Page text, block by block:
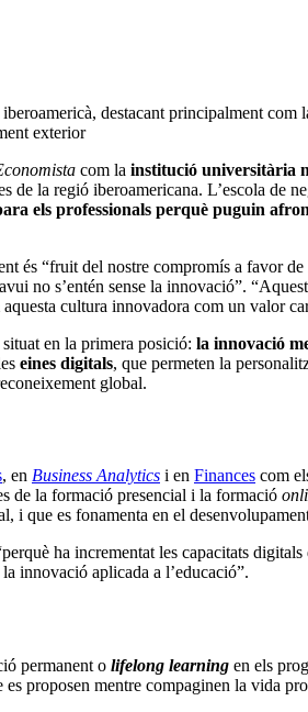
destacant principalment
exterior
com la institució universitària
la regió iberoamericana. L’escola de
els professionals perquè puguin
és “fruit del nostre compromís a favor
no s’entén sense la innovació”.
cultura innovadora com un valor
en la primera posició: la innovació
eines digitals, que permeten la
global.
, en Business Analytics i en Finances com
de la formació presencial i la formació
que es fonamenta en el
ha incrementat les capacitats
innovació aplicada a l’educació”.
permanent o lifelong learning en els
proposen mentre compaginen la vida